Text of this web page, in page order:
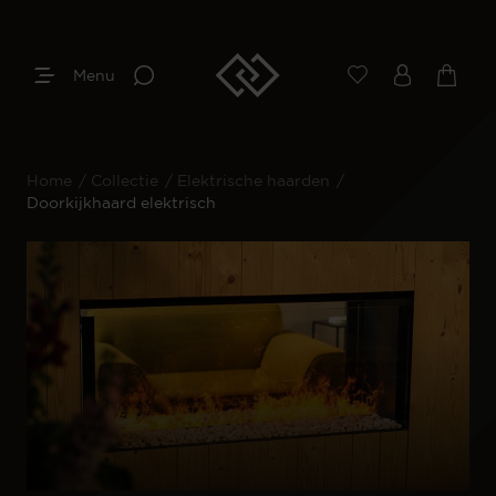
Menu
Home / Collectie / Elektrische haarden
/
Doorkijkhaard elektrisch